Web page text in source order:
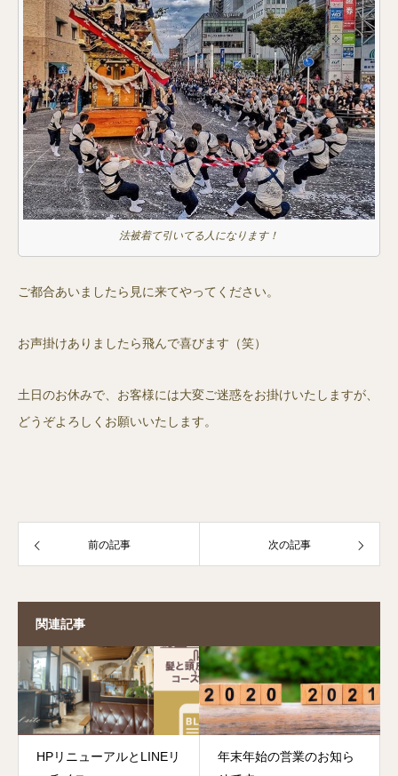
法被着て引いてる人になります！
ご都合あいましたら見に来てやってください。
お声掛けありましたら飛んで喜びます（笑）
土日のお休みで、お客様には大変ご迷惑をお掛けいたしますが、
どうぞよろしくお願いいたします。
前の記事 次の記事
関連記事
HPリニューアルとLINEリ
年末年始の営業のお知ら